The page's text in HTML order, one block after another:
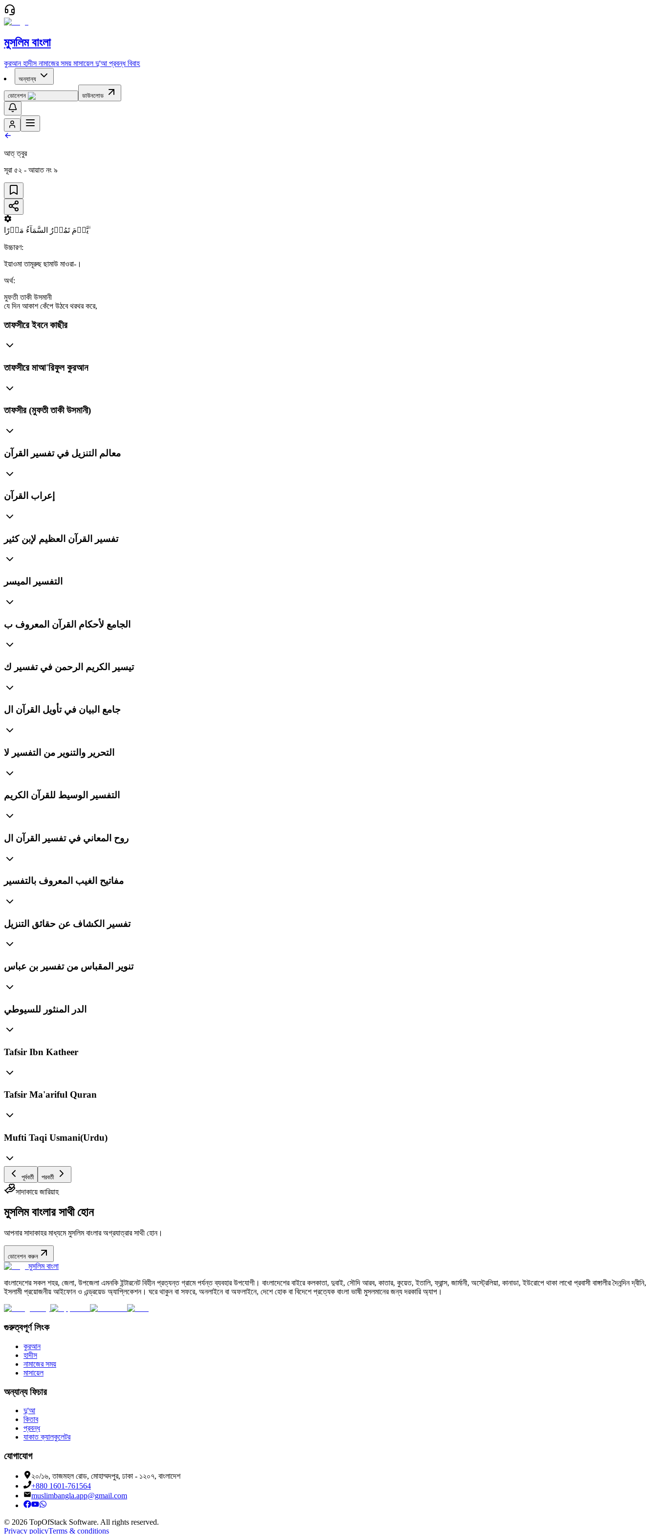
মুসলিম বাংলা
কুরআন হাদীস নামাজের সময় মাসায়েল দু'আ প্রবন্ধ বিবাহ
অন্যান্য
ডোনেশন ডাউনলোড
আত্ ত্বুর
সূরা ৫২ - আয়াত নং ৯
یَّوۡمَ تَمُوۡرُ السَّمَآءُ مَوۡرًا ۙ
উচ্চারণ:
ইয়াওমা তামূরুছ ছামাউ মাওরা-।
অর্থ:
মুফতী তাকী উসমানী
যে দিন আকাশ কেঁপে উঠবে থরথর করে,
তাফসীরে ইবনে কাছীর
তাফসীরে মাআ'রিফুল কুরআন
তাফসীর (মুফতী তাকী উসমানী)
معالم التنزيل في تفسير القرآن
إعراب القرآن
تفسير القرآن العظيم لإبن كثير
التفسير الميسر
الجامع لأحكام القرآن المعروف ب
تيسير الكريم الرحمن في تفسير ك
جامع البيان في تأويل القرآن ال
التحرير والتنوير من التفسير لا
التفسير الوسيط للقرآن الكريم
روح المعاني في تفسير القرآن ال
مفاتيح الغيب المعروف بالتفسير
تفسير الكشاف عن حقائق التنزيل
تنوير المقباس من تفسير بن عباس
الدر المنثور للسيوطي
Tafsir Ibn Katheer
Tafsir Ma'ariful Quran
Mufti Taqi Usmani(Urdu)
পূর্ববর্তী পরবর্তী
সাদাকায়ে জারিয়াহ
মুসলিম বাংলার সাথী হোন
আপনার সাদাকাহর মাধ্যমে মুসলিম বাংলার অগ্রযাত্রার সাথী হোন।
ডোনেশন করুন
মুসলিম বাংলা
বাংলাদেশের সকল শহর, জেলা, উপজেলা এমনকি ইন্টারনেট বিহীন প্রত্যন্ত গ্রামে পর্যন্ত ব্যবহার উপযোগী। বাংলাদেশের বাইরে কলকাতা, দুবাই, সৌদি আরব, কাতার, কুয়েত, ইতালি, ফ্রান্স, জার্মানী, অস্ট্রেলিয়া, কানাডা, ইউরোপে থাকা লাখো প্রবাসী বাঙ্গালীর দৈনন্দিন দ্বীনি,
ইসলামী প্রয়োজনীয় আইফোন ও এন্ড্রয়েড অ্যাপ্লিকেশন। ঘরে থাকুন বা সফরে, অনলাইনে বা অফলাইনে, দেশে হোক বা বিদেশে প্রত্যেক বাংলা ভাষী মুসলমানের জন্য দরকারি অ্যাপ।
গুরুত্বপূর্ণ লিংক
কুরআন
হাদীস
নামাজের সময়
মাসায়েল
অন্যান্য ফিচার
দু'আ
কিতাব
প্রবন্ধ
যাকাত ক্যালকুলেটর
যোগাযোগ
২০/১৬, তাজমহল রোড, মোহাম্মদপুর, ঢাকা - ১২০৭, বাংলাদেশ
+880 1601-761564
muslimbangla.app@gmail.com
© 2026 TopOfStack Software. All rights reserved.
Privacy policyTerms & conditions